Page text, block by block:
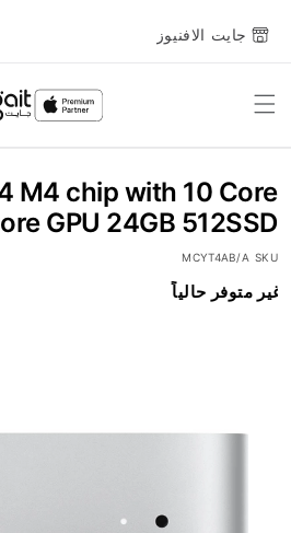
جايت الافنيوز
Toggle
M4 chip with 10 Core
GPU 24GB 512SSD
SKU
MCYT4AB/A
انتقل
إلى
غير متوفر حالياً